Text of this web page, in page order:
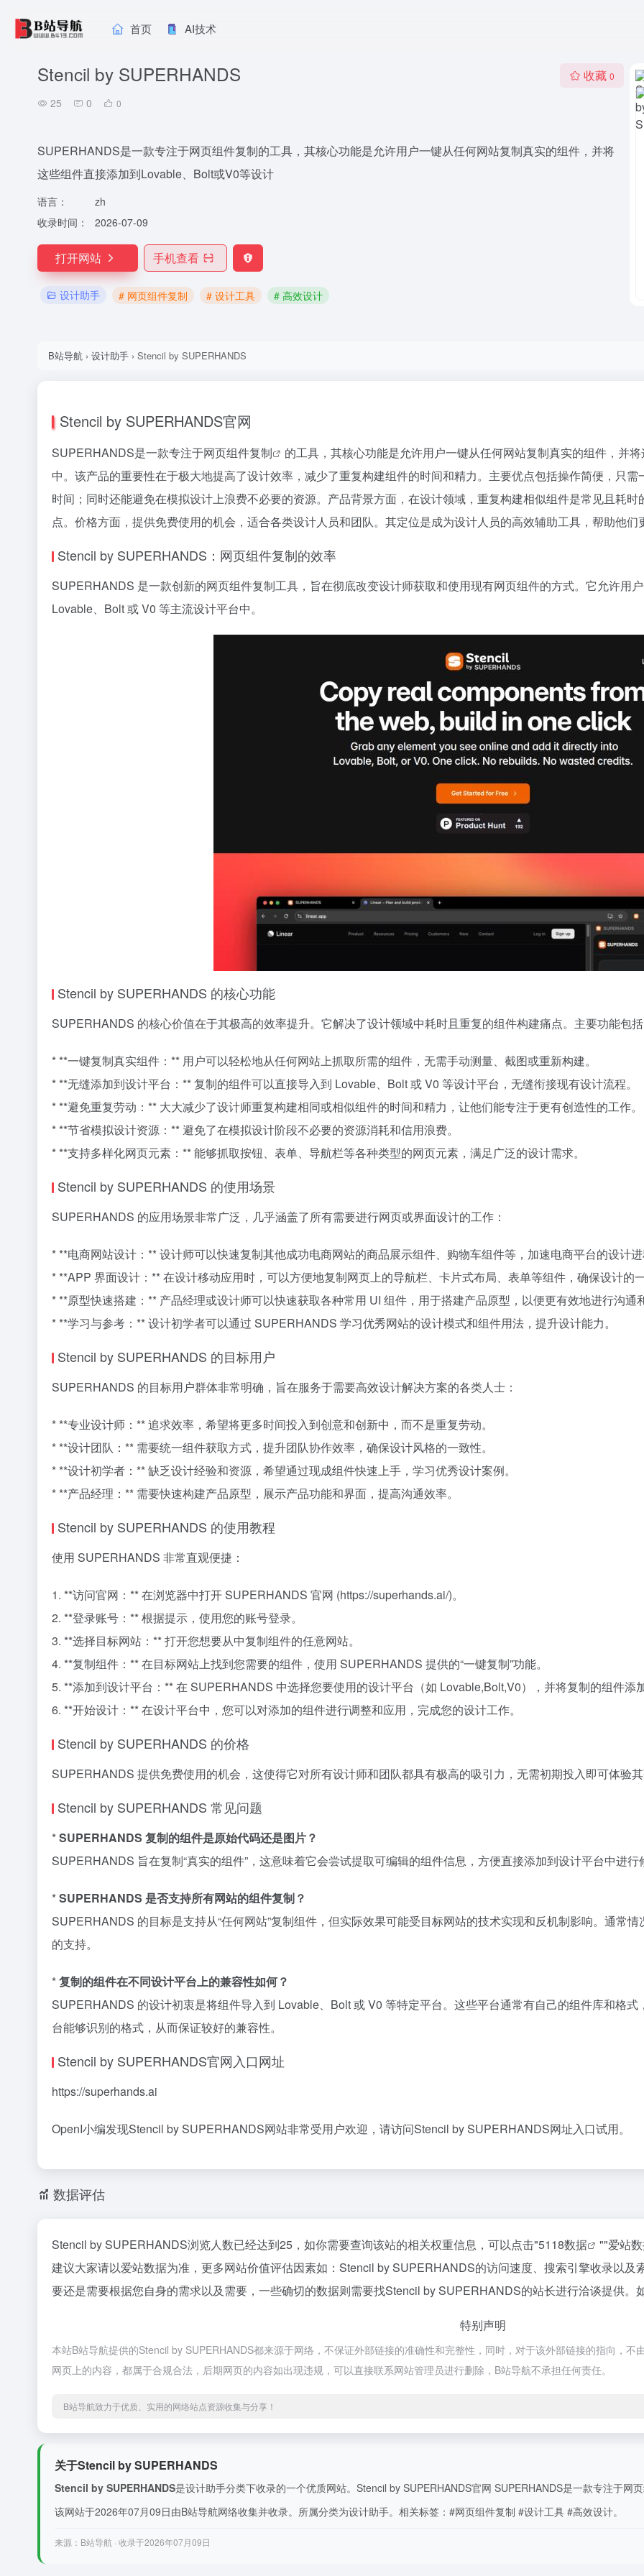
首页 AI技术
Stencil by SUPERHANDS
25 0 0
收藏 0
SUPERHANDS是一款专注于网页组件复制的工具，其核心功能是允许用户一键从任何网站复制真实的组件，并将
这些组件直接添加到Lovable、Bolt或V0等设计
语言：
zh
收录时间：
2026-07-09
打开网站 手机查看
设计助手 # 网页组件复制 # 设计工具 # 高效设计
B站导航 › 设计助手 › Stencil by SUPERHANDS
Stencil by SUPERHANDS官网
SUPERHANDS是一款专注于网页组件复制
的工具，其核心功能是允许用户一键从任何网站复制真实的组件，并
中。该产品的重要性在于极大地提高了设计效率，减少了重复构建组件的时间和精力。主要优点包括操作简便，只
时间；同时还能避免在模拟设计上浪费不必要的资源。产品背景方面，在设计领域，重复构建相似组件是常见且耗
点。价格方面，提供免费使用的机会，适合各类设计人员和团队。其定位是成为设计人员的高效辅助工具，帮助他
Stencil by SUPERHANDS：网页组件复制的效率
SUPERHANDS 是一款创新的网页组件复制工具，旨在彻底改变设计师获取和使用现有网页组件的方式。它允许用
Lovable、Bolt 或 V0 等主流设计平台中。
Stencil by SUPERHANDS 的核心功能
SUPERHANDS 的核心价值在于其极高的效率提升。它解决了设计领域中耗时且重复的组件构建痛点。主要功能包
* **一键复制真实组件：** 用户可以轻松地从任何网站上抓取所需的组件，无需手动测量、截图或重新构建。
* **无缝添加到设计平台：** 复制的组件可以直接导入到 Lovable、Bolt 或 V0 等设计平台，无缝衔接现有设计流程。
* **避免重复劳动：** 大大减少了设计师重复构建相同或相似组件的时间和精力，让他们能专注于更有创造性的工作。
* **节省模拟设计资源：** 避免了在模拟设计阶段不必要的资源消耗和信用浪费。
* **支持多样化网页元素：** 能够抓取按钮、表单、导航栏等各种类型的网页元素，满足广泛的设计需求。
Stencil by SUPERHANDS 的使用场景
SUPERHANDS 的应用场景非常广泛，几乎涵盖了所有需要进行网页或界面设计的工作：
* **电商网站设计：** 设计师可以快速复制其他成功电商网站的商品展示组件、购物车组件等，加速电商平台的设计
* **APP 界面设计：** 在设计移动应用时，可以方便地复制网页上的导航栏、卡片式布局、表单等组件，确保设计的
* **原型快速搭建：** 产品经理或设计师可以快速获取各种常用 UI 组件，用于搭建产品原型，以便更有效地进行沟通
* **学习与参考：** 设计初学者可以通过 SUPERHANDS 学习优秀网站的设计模式和组件用法，提升设计能力。
Stencil by SUPERHANDS 的目标用户
SUPERHANDS 的目标用户群体非常明确，旨在服务于需要高效设计解决方案的各类人士：
* **专业设计师：** 追求效率，希望将更多时间投入到创意和创新中，而不是重复劳动。
* **设计团队：** 需要统一组件获取方式，提升团队协作效率，确保设计风格的一致性。
* **设计初学者：** 缺乏设计经验和资源，希望通过现成组件快速上手，学习优秀设计案例。
* **产品经理：** 需要快速构建产品原型，展示产品功能和界面，提高沟通效率。
Stencil by SUPERHANDS 的使用教程
使用 SUPERHANDS 非常直观便捷：
1. **访问官网：** 在浏览器中打开 SUPERHANDS 官网 (https://superhands.ai/)。
2. **登录账号：** 根据提示，使用您的账号登录。
3. **选择目标网站：** 打开您想要从中复制组件的任意网站。
4. **复制组件：** 在目标网站上找到您需要的组件，使用 SUPERHANDS 提供的“一键复制”功能。
5. **添加到设计平台：** 在 SUPERHANDS 中选择您要使用的设计平台（如 Lovable,Bolt,V0），并将复制的组件添
6. **开始设计：** 在设计平台中，您可以对添加的组件进行调整和应用，完成您的设计工作。
Stencil by SUPERHANDS 的价格
SUPERHANDS 提供免费使用的机会，这使得它对所有设计师和团队都具有极高的吸引力，无需初期投入即可体验
Stencil by SUPERHANDS 常见问题
*SUPERHANDS 复制的组件是原始代码还是图片？
SUPERHANDS 旨在复制“真实的组件”，这意味着它会尝试提取可编辑的组件信息，方便直接添加到设计平台中进
*SUPERHANDS 是否支持所有网站的组件复制？
SUPERHANDS 的目标是支持从“任何网站”复制组件，但实际效果可能受目标网站的技术实现和反机制影响。通常
的支持。
*复制的组件在不同设计平台上的兼容性如何？
SUPERHANDS 的设计初衷是将组件导入到 Lovable、Bolt 或 V0 等特定平台。这些平台通常有自己的组件库和格
台能够识别的格式，从而保证较好的兼容性。
Stencil by SUPERHANDS官网入口网址
https://superhands.ai
OpenI小编发现Stencil by SUPERHANDS网站非常受用户欢迎，请访问Stencil by SUPERHANDS网址入口试用。
数据评估
Stencil by SUPERHANDS浏览人数已经达到25，如你需要查询该站的相关权重信息，可以点击"5118数据 ""爱站
建议大家请以爱站数据为准，更多网站价值评估因素如：Stencil by SUPERHANDS的访问速度、搜索引擎收录以
要还是需要根据您自身的需求以及需要，一些确切的数据则需要找Stencil by SUPERHANDS的站长进行洽谈提供。
特别声明
本站B站导航提供的Stencil by SUPERHANDS都来源于网络，不保证外部链接的准确性和完整性，同时，对于该外部链接的指向，
网页上的内容，都属于合规合法，后期网页的内容如出现违规，可以直接联系网站管理员进行删除，B站导航不承担任何责任。
B站导航致力于优质、实用的网络站点资源收集与分享！
关于Stencil by SUPERHANDS
Stencil by SUPERHANDS是设计助手分类下收录的一个优质网站。Stencil by SUPERHANDS官网 SUPERHANDS是一款专注于网
该网站于2026年07月09日由B站导航网络收集并收录。所属分类为设计助手。相关标签：#网页组件复制 #设计工具 #高效设计。
来源：B站导航 · 收录于2026年07月09日